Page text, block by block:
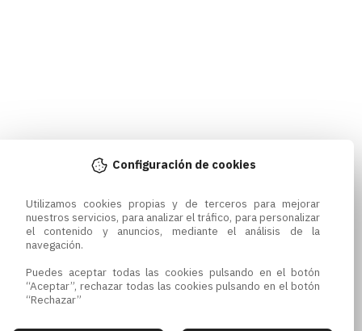
Configuración de cookies
Utilizamos cookies propias y de terceros para mejorar
nuestros servicios, para analizar el tráfico, para personalizar
el contenido y anuncios, mediante el análisis de la
navegación.
Puedes aceptar todas las cookies pulsando en el botón
“Aceptar”, rechazar todas las cookies pulsando en el botón
“Rechazar”